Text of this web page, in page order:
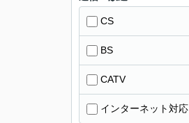
CS
BS
CATV
インターネット対応